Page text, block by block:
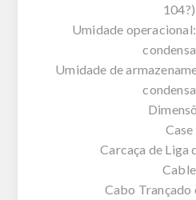
104?)
Umidade
Umidade de
Case
Carcaça de Liga
Cable
Cabo Trançado